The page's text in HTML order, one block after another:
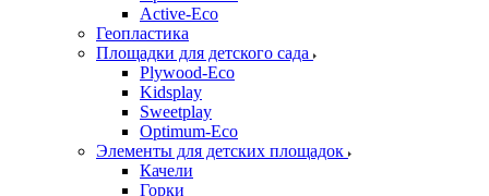
Active-Eco
Геопластика
Площадки для детского сада
Plywood-Eco
Kidsplay
Sweetplay
Оptimum-Еco
Элементы для детских площадок
Качели
Горки